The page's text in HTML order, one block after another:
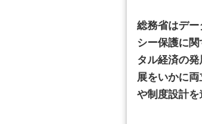
総務省はデ
シー保護に
タル経済の
展をいかに
や制度設計を